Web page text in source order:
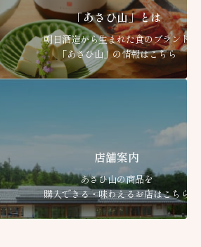
「あさひ山」とは
朝日酒造から生まれた食のブランド
「あさひ山」の情報はこちら
店舗案内
あさひ山の商品を
購入できる・味わえるお店はこちら